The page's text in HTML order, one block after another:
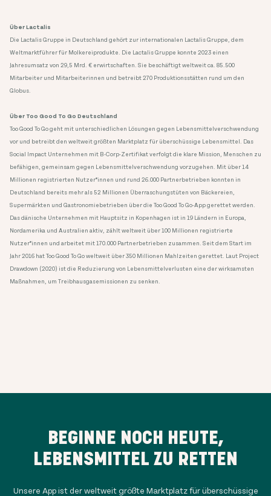
Über Lactalis
Die Lactalis Gruppe in Deutschland gehört zur internationalen Lactalis Gruppe, dem
Weltmarktführer für Molkereiprodukte. Die Lactalis Gruppe konnte 2023 einen
Jahresumsatz von 29,5 Mrd. € erwirtschaften. Sie beschäftigt weltweit ca. 85.500
Mitarbeiter und Mitarbeiterinnen und betreibt 270 Produktionsstätten rund um den
Globus.
Über Too Good To Go Deutschland
Too Good To Go geht mit unterschiedlichen Lösungen gegen Lebensmittelverschwendung
vor und betreibt den weltweit größten Marktplatz für überschüssige Lebensmittel. Das
Social Impact Unternehmen mit B-Corp-Zertifikat verfolgt die klare Mission, Menschen zu
befähigen, gemeinsam gegen Lebensmittelverschwendung vorzugehen. Mit über 14
Millionen registrierten Nutzer*innen und rund 26.000 Partnerbetrieben konnten in
Deutschland bereits mehr als 52 Millionen Überraschungstüten von Bäckereien,
Supermärkten und Gastronomiebetrieben über die Too Good To Go-App gerettet werden.
Das dänische Unternehmen mit Hauptsitz in Kopenhagen ist in 19 Ländern in Europa,
Nordamerika und Australien aktiv, zählt weltweit über 100 Millionen registrierte
Nutzer*innen und arbeitet mit 170.000 Partnerbetrieben zusammen. Seit dem Start im
Jahr 2016 hat Too Good To Go weltweit über 350 Millionen Mahlzeiten gerettet. Laut Project
Drawdown (2020) ist die Reduzierung von Lebensmittelverlusten eine der wirksamsten
Maßnahmen, um Treibhausgasemissionen zu senken.
BEGINNE NOCH HEUTE,
LEBENSMITTEL ZU RETTEN
Unsere App ist der weltweit größte Marktplatz für überschüssige